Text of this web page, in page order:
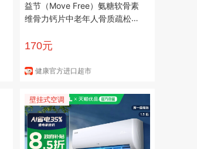
益节（Move Free）氨糖软骨素
维骨力钙片中老年人骨质疏松腰
关节】绿瓶 120粒*1瓶
170元
健康官方进口超市
壁挂式空调